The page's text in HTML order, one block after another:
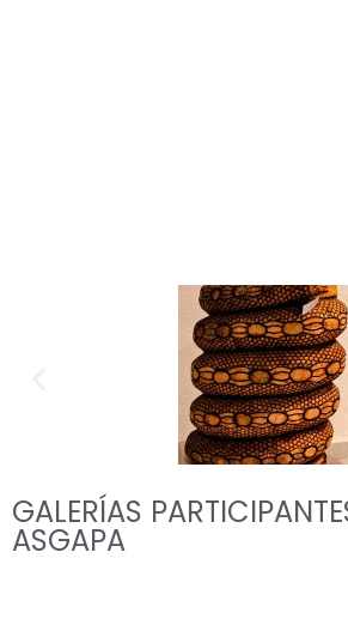
GALERÍAS
ASGAPA